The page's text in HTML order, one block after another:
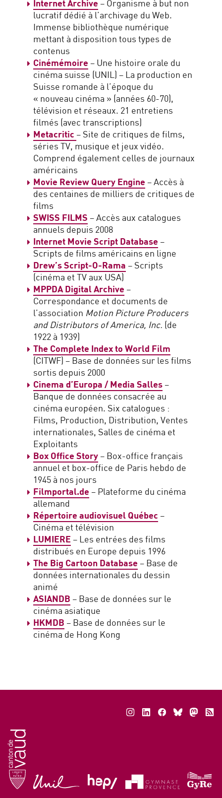
Internet Archive – Organisme à but non
lucratif dédié à l’archivage du Web.
Immense bibliothèque numérique
mettant à disposition tous types de
contenus
Cinémémoire – Une histoire orale du
cinéma suisse (UNIL) – La production en
Suisse romande à l’époque du
« nouveau cinéma » (années 60-70),
télévision et réseaux. 21 entretiens
filmés (avec transcriptions)
Metacritic – Site de critiques de films,
séries TV, musique et jeux vidéo.
Comprend également celles de journaux
américains
Movie Review Query Engine – Accès à
des centaines de milliers de critiques de
films
SWISS FILMS – Accès aux catalogues
annuels depuis 2008
Internet Movie Script Database –
Scripts de films américains en ligne
Drew’s Script-O-Rama – Scripts
(cinéma et TV aux USA)
MPPDA Digital Archive –
Correspondance et documents de
l’association Motion Picture Producers
and Distributors of America, Inc. (de
1922 à 1939)
The Complete Index to World Film
(CITWF) – Base de données sur les films
sortis depuis 2000
Cinema d’Europa / Media Salles –
Banque de données consacrée au
cinéma européen. Six catalogues :
Films, Production, Distribution, Ventes
internationales, Salles de cinéma et
Exploitants
Box Office Story – Box-office français
annuel et box-office de Paris hebdo de
1945 à nos jours
Filmportal.de – Plateforme du cinéma
allemand
Répertoire audiovisuel Québec –
Cinéma et télévision
LUMIERE – Les entrées des films
distribués en Europe depuis 1996
The Big Cartoon Database – Base de
données internationales du dessin
animé
ASIANDB – Base de données sur le
cinéma asiatique
HKMDB – Base de données sur le
cinéma de Hong Kong